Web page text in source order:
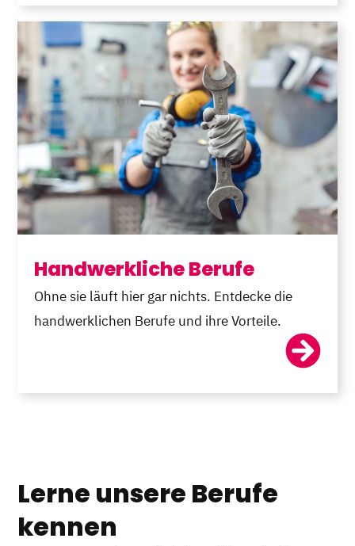
Handwerkliche Berufe
Ohne sie läuft hier gar nichts. Entdecke die
handwerklichen Berufe und ihre Vorteile.
Lerne unsere Berufe
kennen